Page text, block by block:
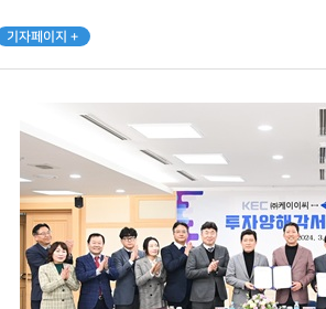
기자페이지 +